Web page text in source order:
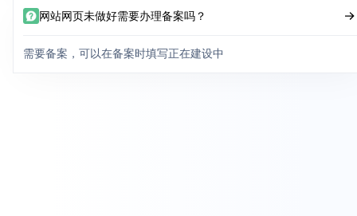
网站网页未做好需要办理备案吗？
需要备案，可以在备案时填写正在建设中